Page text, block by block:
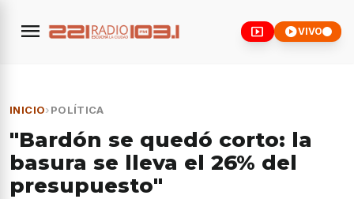
menu smart_display play_circleVIVO
INICIO›POLÍTICA
"Bardón se quedó corto: la
basura se lleva el 26% del
presupuesto"